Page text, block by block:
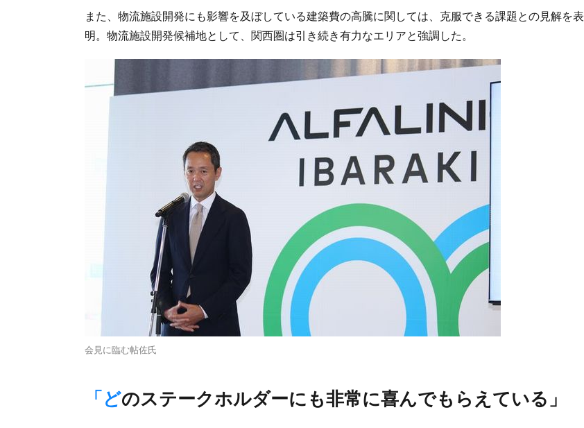
また、物流施設開発にも影響を及ぼしている建築費の高騰に関しては、克服できる課題との見解を表
明。物流施設開発候補地として、関西圏は引き続き有力なエリアと強調した。
会見に臨む帖佐氏
「どのステークホルダーにも非常に喜んでもらえている」